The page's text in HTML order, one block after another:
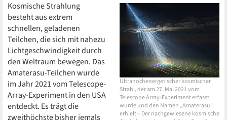
Ultrahochenergetischer kosmischer
Strahl, der am 27. Mai 2021 vom
Telescope Array-Experiment erfasst
wurde und den Namen „Amaterasu“
erhielt – Der nachgewiesene kosmische
Kosmische Strahlung
besteht aus extrem
schnellen, geladenen
Teilchen, die sich mit nahezu
Lichtgeschwindigkeit durch
den Weltraum bewegen. Das
Amaterasu-Teilchen wurde
im Jahr 2021 vom Telescope-
Array-Experiment in den USA
entdeckt. Es trägt die
zweithöchste bisher jemals